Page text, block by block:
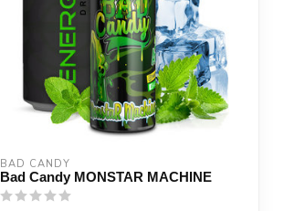
BAD CANDY
Bad Candy MONSTAR MACHINE